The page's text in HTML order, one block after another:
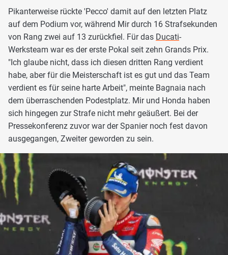
Pikanterweise rückte 'Pecco' damit auf den letzten Platz
auf dem Podium vor, während Mir durch 16 Strafsekunden
von Rang zwei auf 13 zurückfiel. Für das Ducati-
Werksteam war es der erste Pokal seit zehn Grands Prix.
"Ich glaube nicht, dass ich diesen dritten Rang verdient
habe, aber für die Meisterschaft ist es gut und das Team
verdient es für seine harte Arbeit", meinte Bagnaia nach
dem überraschenden Podestplatz. Mir und Honda haben
sich hingegen zur Strafe nicht mehr geäußert. Bei der
Pressekonferenz zuvor war der Spanier noch fest davon
ausgegangen, Zweiter geworden zu sein.